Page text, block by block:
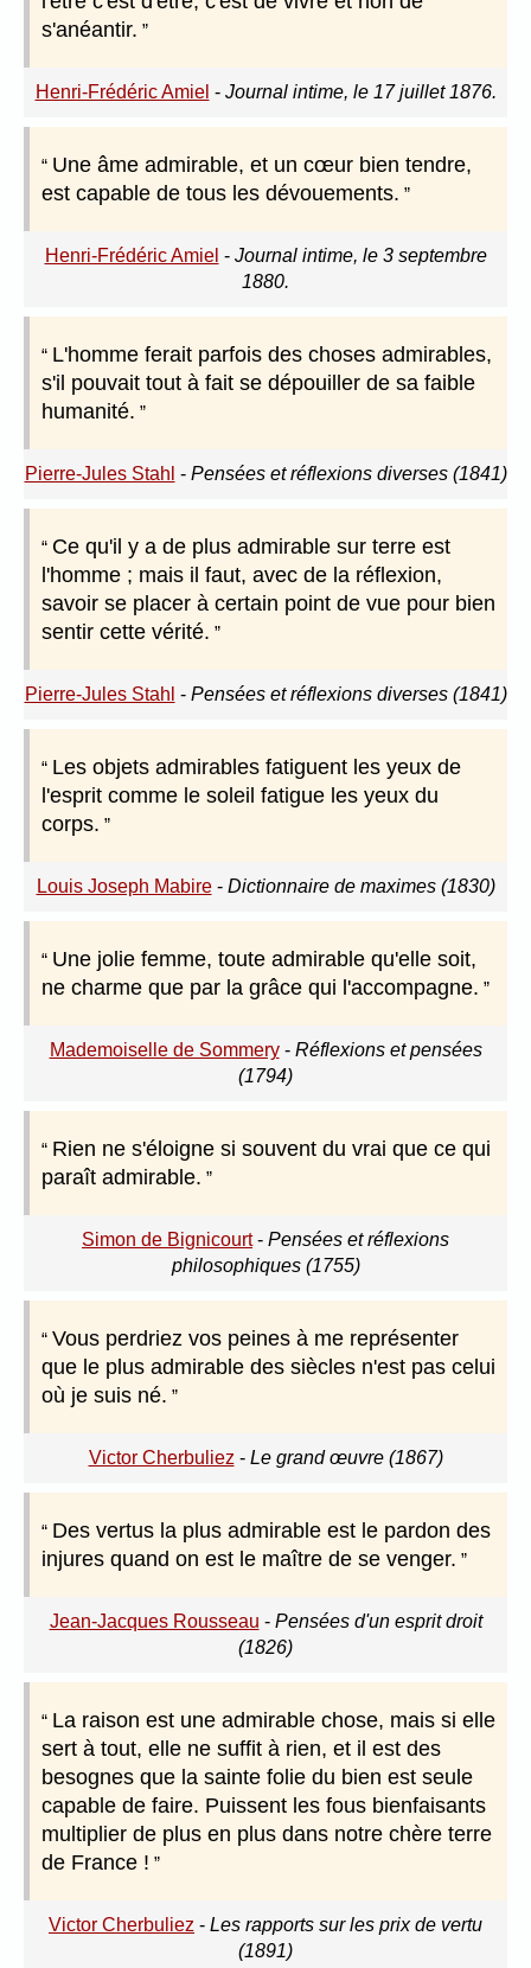
s'anéantir.
Henri-Frédéric Amiel - Journal intime, le 17 juillet 1876.
Une âme admirable, et un cœur bien tendre,
est capable de tous les dévouements.
Henri-Frédéric Amiel - Journal intime, le 3 septembre
1880.
L'homme ferait parfois des choses admirables,
s'il pouvait tout à fait se dépouiller de sa faible
humanité.
Pierre-Jules Stahl - Pensées et réflexions diverses (1841)
Ce qu'il y a de plus admirable sur terre est
l'homme ; mais il faut, avec de la réflexion,
savoir se placer à certain point de vue pour bien
sentir cette vérité.
Pierre-Jules Stahl - Pensées et réflexions diverses (1841)
Les objets admirables fatiguent les yeux de
l'esprit comme le soleil fatigue les yeux du
corps.
Louis Joseph Mabire- Dictionnaire de maximes (1830)
Une jolie femme, toute admirable qu'elle soit,
ne charme que par la grâce qui l'accompagne.
Mademoiselle de Sommery- Réflexions et pensées
(1794)
Rien ne s'éloigne si souvent du vrai que ce qui
paraît admirable.
Simon de Bignicourt- Pensées et réflexions
philosophiques (1755)
Vous perdriez vos peines à me représenter
que le plus admirable des siècles n'est pas celui
où je suis né.
Victor Cherbuliez - Le grand œuvre (1867)
Des vertus la plus admirable est le pardon des
injures quand on est le maître de se venger.
Jean-Jacques Rousseau - Pensées d'un esprit droit
(1826)
La raison est une admirable chose, mais si elle
sert à tout, elle ne suffit à rien, et il est des
besognes que la sainte folie du bien est seule
capable de faire. Puissent les fous bienfaisants
multiplier de plus en plus dans notre chère terre
de France !
Victor Cherbuliez - Les rapports sur les prix de vertu
(1891)